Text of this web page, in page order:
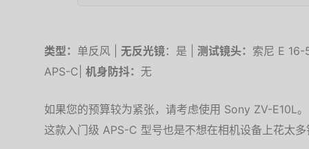
类型： 单反风 | 无反光镜：是 | 测试镜头： 索尼 E
APS-C| 机身防抖： 无
如果您的预算较为紧张，请考虑使用 Sony ZV-E10L
这款入门级 APS-C 型号也是不想在相机设备上花太